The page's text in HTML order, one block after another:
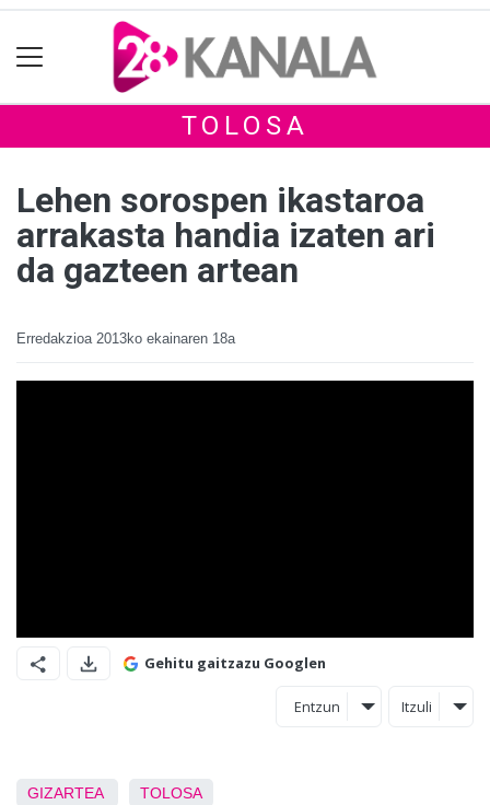
TOLOSA
Lehen sorospen ikastaroa
arrakasta handia izaten ari
da gazteen artean
Erredakzioa 2013ko ekainaren 18a
Gehitu gaitzazu Googlen
Entzun Itzuli
GIZARTEA TOLOSA